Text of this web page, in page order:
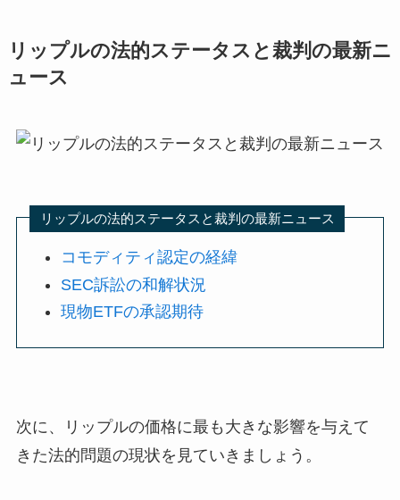
リップルの法的ステータスと裁判の最新ニ
ュース
リップルの法的ステータスと裁判の最新ニュース
コモディティ認定の経緯
SEC訴訟の和解状況
現物ETFの承認期待
次に、リップルの価格に最も大きな影響を与えて
きた法的問題の現状を見ていきましょう。